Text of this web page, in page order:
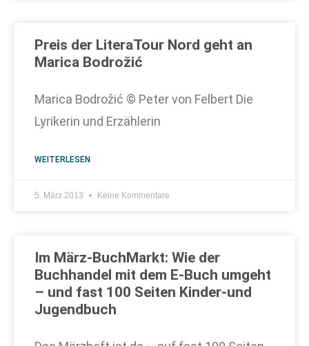
Preis der LiteraTour Nord geht an
Marica Bodrožić
Marica Bodrožić © Peter von Felbert Die
Lyrikerin und Erzählerin
WEITERLESEN
5. März 2013 Keine Kommentare
Im März-BuchMarkt: Wie der
Buchhandel mit dem E-Buch umgeht
– und fast 100 Seiten Kinder-und
Jugendbuch